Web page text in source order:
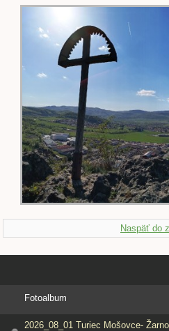
Naspäť do
Fotoalbum
2026_08_01 Turiec Mošovce-